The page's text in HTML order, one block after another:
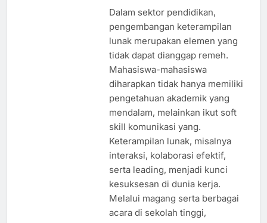
Dalam sektor pendidikan,
pengembangan keterampilan
lunak merupakan elemen yang
tidak dapat dianggap remeh.
Mahasiswa-mahasiswa
diharapkan tidak hanya memiliki
pengetahuan akademik yang
mendalam, melainkan ikut soft
skill komunikasi yang.
Keterampilan lunak, misalnya
interaksi, kolaborasi efektif,
serta leading, menjadi kunci
kesuksesan di dunia kerja.
Melalui magang serta berbagai
acara di sekolah tinggi,